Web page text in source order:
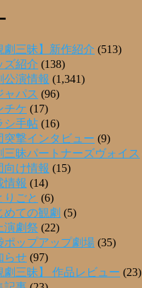
劇三昧】新作紹介 (513)
ズ紹介 (138)
公演情報 (1,341)
ャパス (96)
チケ (17)
シ手帖 (16)
突撃インタビュー (9)
三昧パートナーズヴォイス
向け情報 (15)
情報 (14)
りごと (6)
めての観劇 (5)
演劇祭 (22)
ポップアップ劇場 (35)
らせ (97)
劇三昧】 作品レビュー (23)